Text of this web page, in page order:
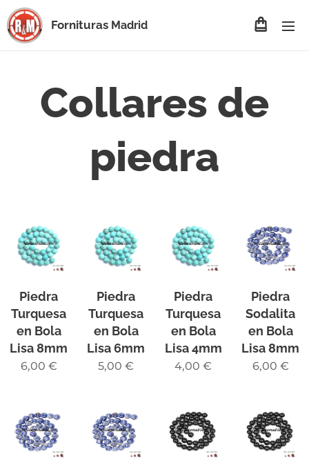
Fornituras Madrid
Collares de
piedra
Piedra
Turquesa
en Bola
Lisa 8mm
6,00 €
Piedra
Turquesa
en Bola
Lisa 6mm
5,00 €
Piedra
Turquesa
en Bola
Lisa 4mm
4,00 €
Piedra
Sodalita
en Bola
Lisa 8mm
6,00 €